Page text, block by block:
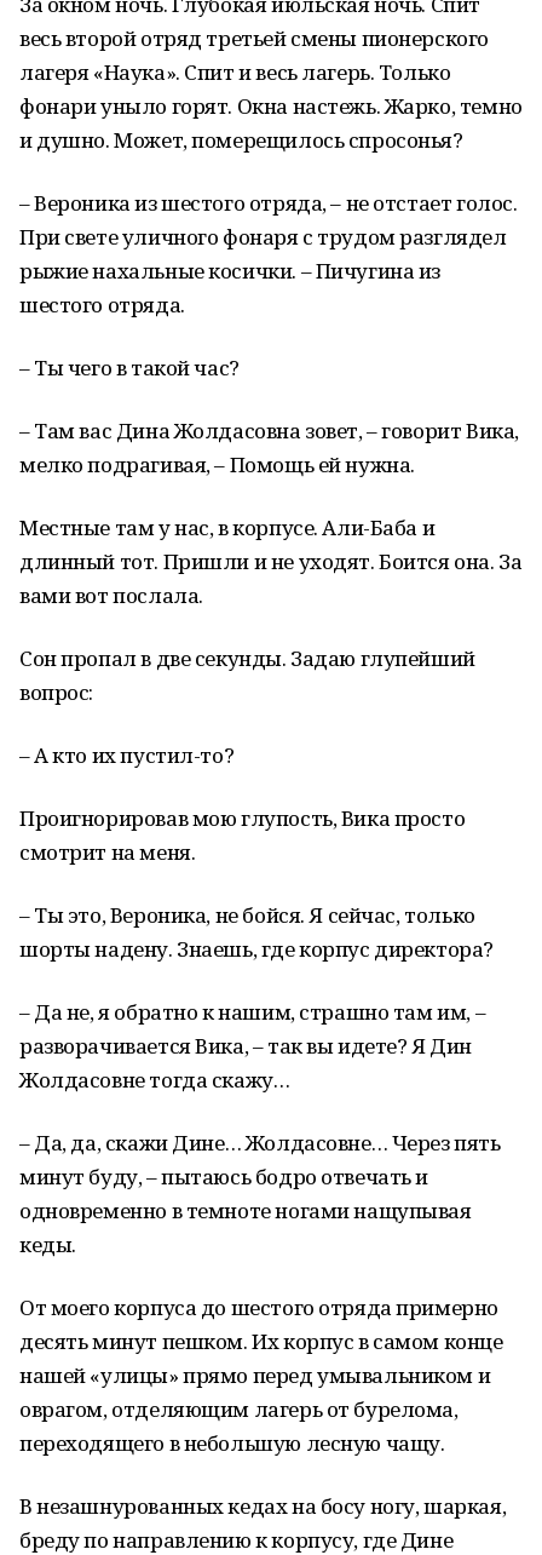
весь второй отряд третьей смены пионерского
лагеря «Наука». Спит и весь лагерь. Только
фонари уныло горят. Окна настежь. Жарко, темно
и душно. Может, померещилось спросонья?
– Вероника из шестого отряда, – не отстает голос.
При свете уличного фонаря с трудом разглядел
рыжие нахальные косички. – Пичугина из
шестого отряда.
– Ты чего в такой час?
– Там вас Дина Жолдасовна зовет, – говорит Вика,
мелко подрагивая, – Помощь ей нужна.
Местные там у нас, в корпусе. Али-Баба и
длинный тот. Пришли и не уходят. Боится она. За
вами вот послала.
Сон пропал в две секунды. Задаю глупейший
вопрос:
– А кто их пустил-то?
Проигнорировав мою глупость, Вика просто
смотрит на меня.
– Ты это, Вероника, не бойся. Я сейчас, только
шорты надену. Знаешь, где корпус директора?
– Да не, я обратно к нашим, страшно там им, –
разворачивается Вика, – так вы идете? Я Дин
Жолдасовне тогда скажу…
– Да, да, скажи Дине… Жолдасовне… Через пять
минут буду, – пытаюсь бодро отвечать и
одновременно в темноте ногами нащупывая
кеды.
От моего корпуса до шестого отряда примерно
десять минут пешком. Их корпус в самом конце
нашей «улицы» прямо перед умывальником и
оврагом, отделяющим лагерь от бурелома,
переходящего в небольшую лесную чащу.
В незашнурованных кедах на босу ногу, шаркая,
бреду по направлению к корпусу, где Дине